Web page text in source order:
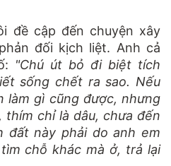
đề cập đến chuyện xây
đối kịch liệt. Anh cả
"Chú út bỏ đi biệt tích
sống chết ra sao. Nếu
làm gì cũng được, nhưng
chỉ là dâu, chưa đến
đất này phải do anh em
chỗ khác mà ở, trả lại